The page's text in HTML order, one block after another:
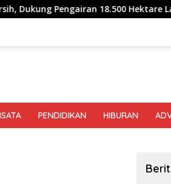
18.500 Hektare Lahan di Sei Ular
PENDIDIKAN HIBURAN